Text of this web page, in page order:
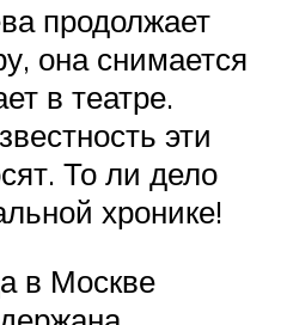
продолжает
она снимается
в театре.
эти
То ли дело
хронике!
в Москве